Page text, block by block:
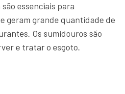
essenciais para
geram grande quantidade de
Os sumidouros são
e tratar o esgoto.